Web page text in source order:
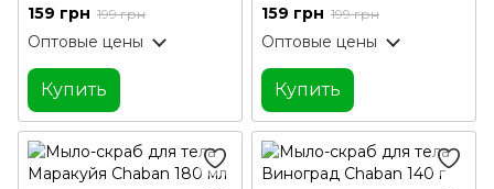
159 грн 199 грн
Оптовые цены
Купить
159 грн 199 грн
Оптовые цены
Купить